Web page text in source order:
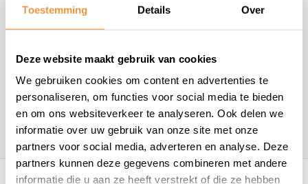
Toestemming Details Over
Deze website maakt gebruik van cookies
We gebruiken cookies om content en advertenties te
personaliseren, om functies voor social media te bieden
en om ons websiteverkeer te analyseren. Ook delen we
informatie over uw gebruik van onze site met onze
partners voor social media, adverteren en analyse. Deze
partners kunnen deze gegevens combineren met andere
informatie die u aan ze heeft verstrekt of die ze hebben
Hoe kunnen wij je helpen?
info@artsloten.nl
157 klanten geven een 4.7 /5 op
Recent bekeken